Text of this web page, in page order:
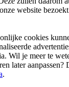
website
cookies
Wil je meer te
later aanpassen?
.